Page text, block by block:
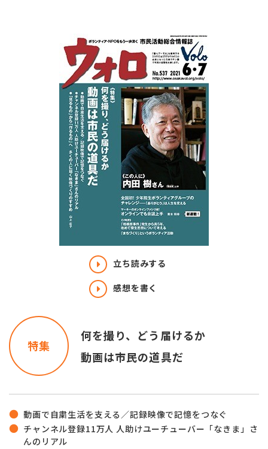
立ち読みする
感想を書く
特集
何を撮り、どう届けるか
動画は市民の道具だ
動画で自粛生活を支える／記録映像で記憶をつなぐ
チャンネル登録11万人 人助けユーチューバー「なきま」さ
んのリアル